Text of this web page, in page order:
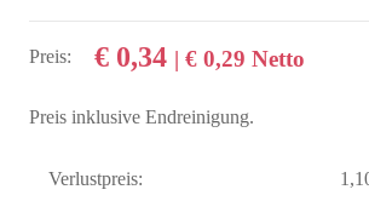
Preis: € 0,34 |€ 0,29 Netto
Preis inklusive Endreinigung.
Verlustpreis: